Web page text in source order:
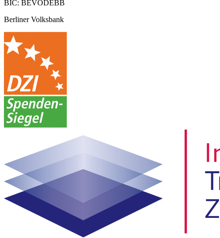
BIC: BEVODEBB
Berliner Volksbank